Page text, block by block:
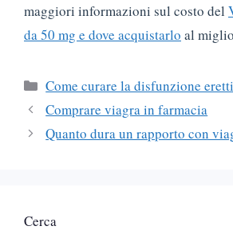
maggiori informazioni sul costo del
da 50 mg e dove acquistarlo al
Categorie
Come curare la disfunzione
Comprare viagra in farmacia
Quanto dura un rapporto con
Cerca